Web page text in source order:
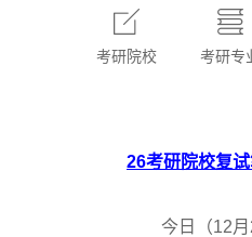
考研院校 考研专
26考研院校复
今日（12月